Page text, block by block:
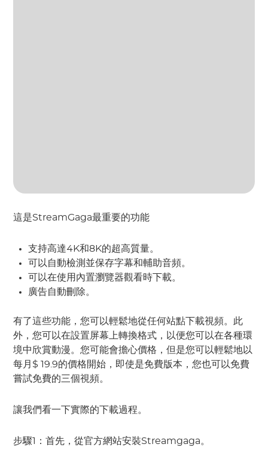
這是StreamGaga最重要的功能
支持高達4K和8K的超高質量。
可以自動檢測並保存字幕和輔助音頻。
可以在使用內置瀏覽器觀看時下載。
廣告自動刪除。
有了這些功能，您可以輕鬆地從任何站點下載視頻。此
外，您可以在設置屏幕上轉換格式，以便您可以在各種環
境中欣賞動漫。您可能會擔心價格，但是您可以輕鬆地以
每月$ 19.9的價格開始，即使是免費版本，您也可以免費
嘗試免費的三個視頻。
讓我們看一下實際的下載過程。
步驟1：首先，從官方網站安裝Streamgaga。